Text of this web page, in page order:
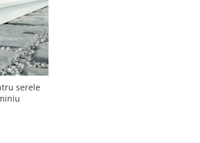
serele